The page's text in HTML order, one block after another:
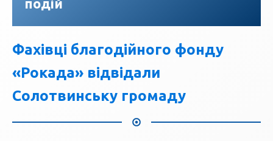
подій
Фахівці благодійного фонду
«Рокада» відвідали
Солотвинську громаду